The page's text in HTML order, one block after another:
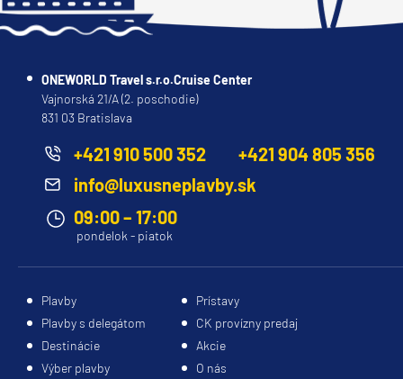
ONEWORLD Travel s.r.o.Cruise Center
Vajnorská 21/A (2. poschodie)
831 03 Bratislava
+421 910 500 352
+421 904 805 356
info@luxusneplavby.sk
09:00 – 17:00
pondelok - piatok
Plavby
Prístavy
Plavby s delegátom
CK provízny predaj
Destinácie
Akcie
Výber plavby
O nás